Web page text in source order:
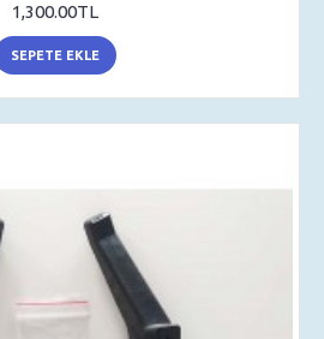
1,300.00TL
SEPETE EKLE